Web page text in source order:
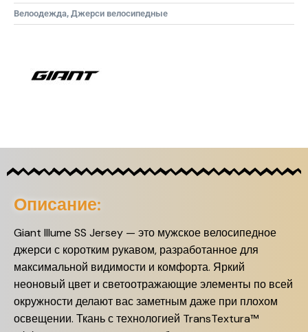
Велоодежда, Джерси велосипедные
Описание:
Giant Illume SS Jersey — это мужское велосипедное
джерси с коротким рукавом, разработанное для
максимальной видимости и комфорта. Яркий
неоновый цвет и светоотражающие элементы по всей
окружности делают вас заметным даже при плохом
освещении. Ткань с технологией TransTextura™